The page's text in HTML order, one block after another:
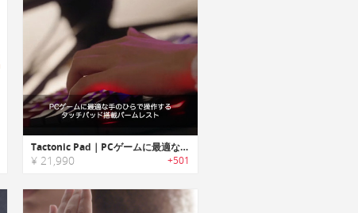
Tactonic Pad｜PCゲームに最適な手のひらで操作するタッチパッド搭載パームレスト「タクトニックパッド」
¥ 21,990 +501